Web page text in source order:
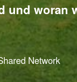
und woran
Network